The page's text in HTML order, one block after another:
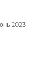
2023